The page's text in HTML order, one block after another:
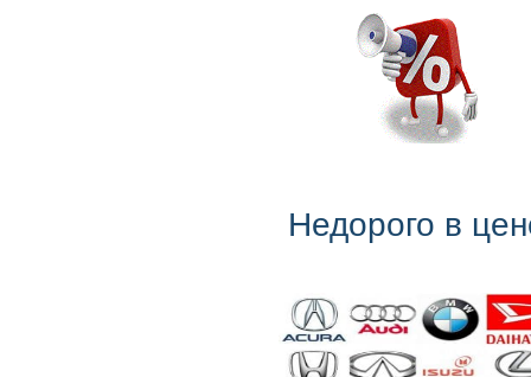
Недорого в